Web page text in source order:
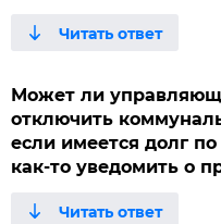
Может ли
отключить
если имеется долг
как-то уведомить о